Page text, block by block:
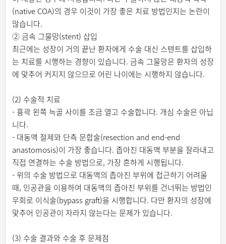
(native COA)의 경우 이것이 가장 좋은 치료 방법인지는 논란이
많습니다.
② 금속 그물망(stent) 삽입
최근에는 성장이 거의 끝난 환자에게 수술 대신 스텐트를 삽입하
는 치료를 시행하는 경향이 있습니다. 금속 그물망은 환자의 성장
에 맞추어 커지지 않으므로 어린 나이에는 시행하지 않습니다.
(2) 수술적 치료
- 흉곽 왼쪽 늑골 사이를 조금 열고 수술합니다. 개심 수술은 아닙
니다.
- 대동맥 절제와 단측 문합술(resection and end-end
anastomosis)이 가장 좋습니다. 좁아진 대동맥 부분을 잘라내고
직접 연결하는 수술 방법으로, 가장 흔하게 시행됩니다.
- 위의 수술 방법으로 대동맥의 좁아진 부위에 접근하기 어려울
때, 인공관을 이용하여 대동맥의 좁아진 부위를 건너뛰는 방법인
우회로 이식술(bypass graft)을 시행합니다. 다만 환자의 성장에
맞추어 인공관이 자라지 않는다는 문제가 있습니다.
(3) 수술 결과와 수술 후 문제점